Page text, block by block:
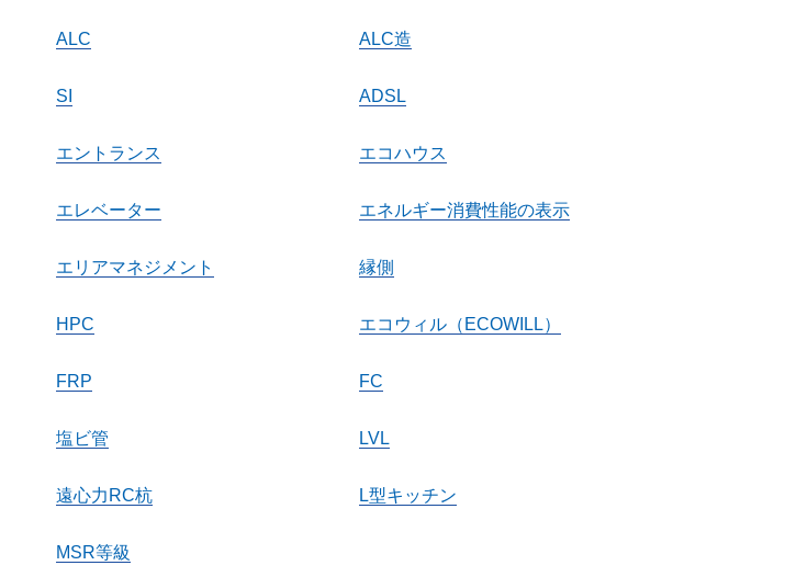
ALC ALC造
SI ADSL
エントランス エコハウス
エレベーター エネルギー消費性能の表示
エリアマネジメント 縁側
HPC エコウィル（ECOWILL）
FRP FC
塩ビ管 LVL
遠心力RC杭 L型キッチン
MSR等級